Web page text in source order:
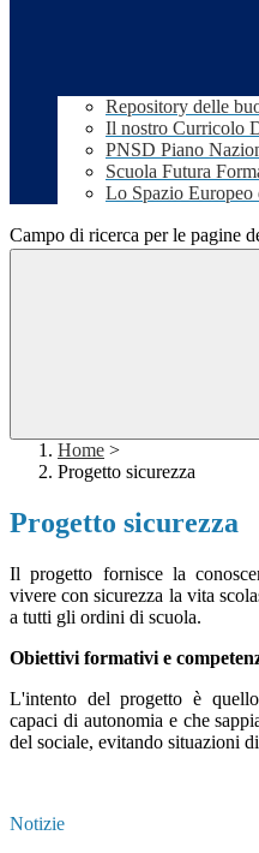
Repository delle
Il nostro Curricolo
PNSD Piano
Scuola Futura
Lo Spazio Europeo
Campo di ricerca per le pagine
Home >
Progetto sicurezza
Progetto sicurezza
Il progetto fornisce la
vivere con sicurezza la vita
a tutti gli ordini di scuola.
Obiettivi formativi e
L'intento del progetto è
capaci di autonomia e che
del sociale, evitando situazioni
Notizie